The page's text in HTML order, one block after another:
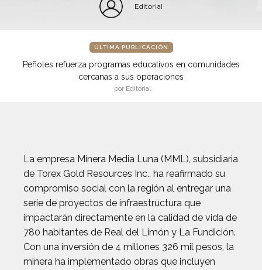
Editorial
ÚLTIMA PUBLICACIÓN
Peñoles refuerza programas educativos en comunidades
cercanas a sus operaciones
por Editorial
La empresa Minera Media Luna (MML), subsidiaria
de Torex Gold Resources Inc., ha reafirmado su
compromiso social con la región al entregar una
serie de proyectos de infraestructura que
impactarán directamente en la calidad de vida de
780 habitantes de Real del Limón y La Fundición.
Con una inversión de 4 millones 326 mil pesos, la
minera ha implementado obras que incluyen